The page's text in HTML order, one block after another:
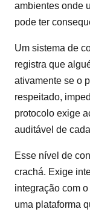
ambientes onde
pode ter
Um sistema de
registra que
ativamente se o
respeitado,
protocolo exige
auditável de
Esse nível de
crachá. Exige
integração com
uma plataforma